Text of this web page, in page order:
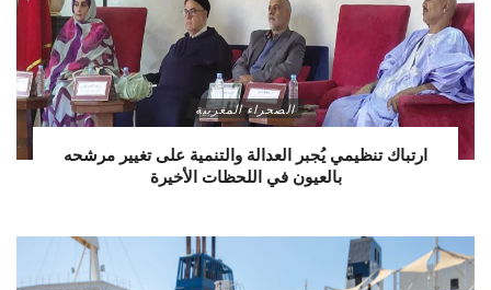
الصحراء المغربية
ارتباك تنظيمي يُجبر العدالة والتنمية على تغيير مرشحه
بالعيون في اللحظات الأخيرة